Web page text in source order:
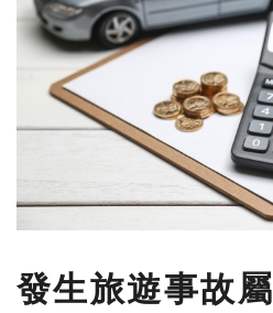
刊登
發生旅遊事故